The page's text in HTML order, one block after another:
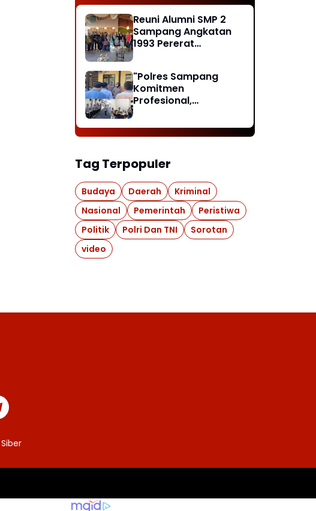
Reuni Alumni SMP 2
Sampang Angkatan
1993 Pererat
Wafat dan Santuni
Anak Yatim
"Polres Sampang
Komitmen
Profesional,
Lapor Jika Temukan
Pelanggaran"
Tag Terpopuler
Budaya Daerah
Kriminal
Nasional
Pemerintah
Peristiwa
Politik
Polri Dan TNI
Sorotan
video